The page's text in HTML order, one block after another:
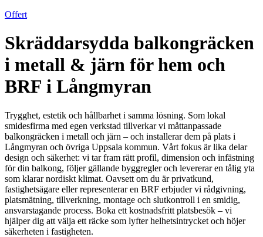
Offert
Skräddarsydda balkongräcken
i metall & järn för hem och
BRF i Långmyran
Trygghet, estetik och hållbarhet i samma lösning. Som lokal
smidesfirma med egen verkstad tillverkar vi måttanpassade
balkongräcken i metall och järn – och installerar dem på plats i
Långmyran och övriga Uppsala kommun. Vårt fokus är lika delar
design och säkerhet: vi tar fram rätt profil, dimension och infästning
för din balkong, följer gällande byggregler och levererar en tålig yta
som klarar nordiskt klimat. Oavsett om du är privatkund,
fastighetsägare eller representerar en BRF erbjuder vi rådgivning,
platsmätning, tillverkning, montage och slutkontroll i en smidig,
ansvarstagande process. Boka ett kostnadsfritt platsbesök – vi
hjälper dig att välja ett räcke som lyfter helhetsintrycket och höjer
säkerheten i fastigheten.